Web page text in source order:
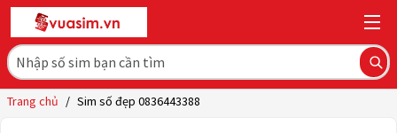
Trang chủ / Sim số đẹp 0836443388